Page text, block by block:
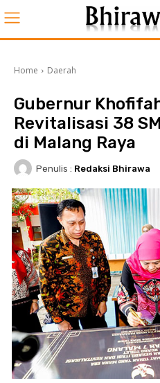
Home Daerah
Gubernur
Revitalisasi 38
di Malang Raya
Penulis : Redaksi Bhirawa